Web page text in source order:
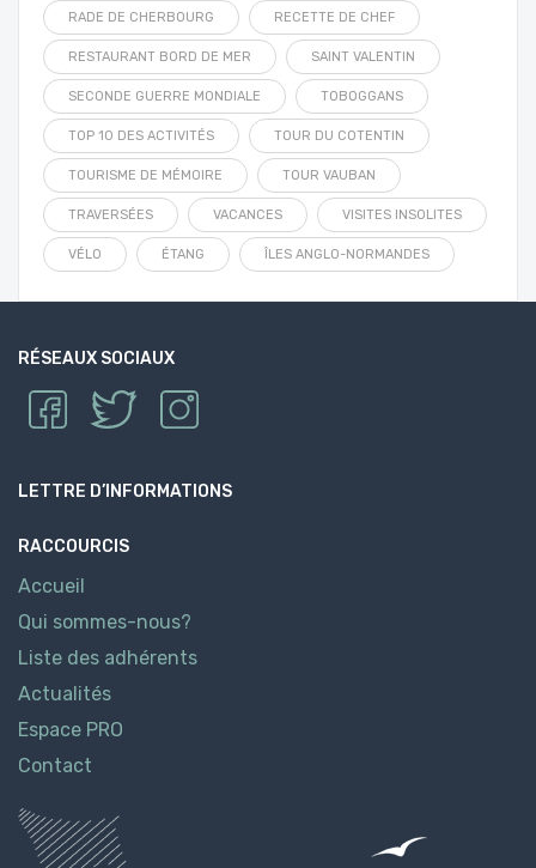
RADE DE CHERBOURG RECETTE DE CHEF
RESTAURANT BORD DE MER SAINT VALENTIN
SECONDE GUERRE MONDIALE TOBOGGANS
TOP 10 DES ACTIVITÉS TOUR DU COTENTIN
TOURISME DE MÉMOIRE TOUR VAUBAN
TRAVERSÉES VACANCES VISITES INSOLITES
VÉLO ÉTANG ÎLES ANGLO-NORMANDES
RÉSEAUX SOCIAUX
LETTRE D’INFORMATIONS
RACCOURCIS
Accueil
Qui sommes-nous?
Liste des adhérents
Actualités
Espace PRO
Contact